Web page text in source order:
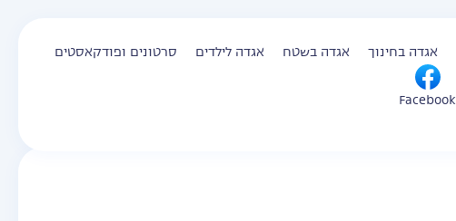
אגדה בחינוך אגדה בשטח אגדה לילדים סרטונים ופודקאסטים
Facebook